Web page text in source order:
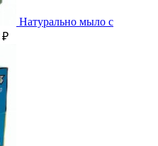
Натурально мыло с
₽